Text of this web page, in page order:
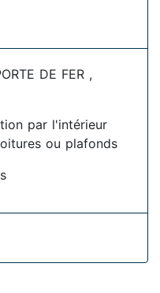
DE FER ,
par l'intérieur
ou plafonds